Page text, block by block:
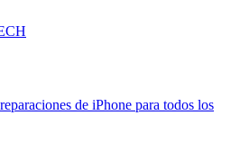
de iPhone para todos los